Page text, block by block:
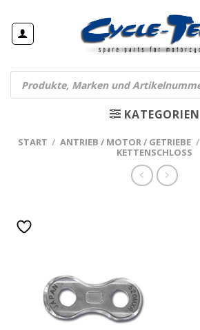
Inhalt
springen
Products
search
KATEGORIEN
START / ANTRIEB / MOTOR / GETRIEBE /
KETTENSCHLOSS